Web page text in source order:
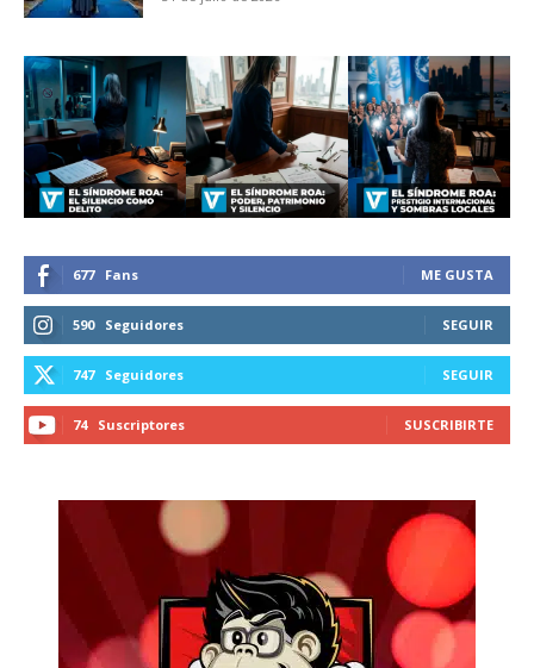
No te pierdas de las
últimas noticias
Suscríbete a nuestro boletín diario y
recibe todas las noticias del vapeo y la
reducción de daños en tu correo
electrónico.
receive all the news of vaping and
tobacco harm reduction in your email.
SUBSCRIBIRSE
677 Fans ME GUSTA
590 Seguidores SEGUIR
747 Seguidores SEGUIR
74 Suscriptores SUSCRIBIRTE